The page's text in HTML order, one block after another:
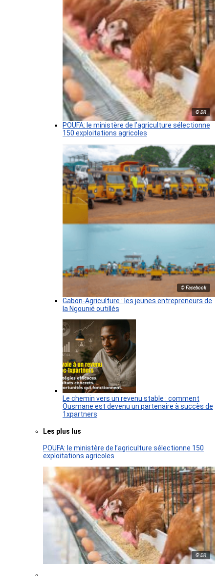
© DR
POUFA: le ministère de l’agriculture sélectionne
150 exploitations agricoles
© Facebook
Gabon-Agriculture : les jeunes entrepreneurs de
la Ngounié outillés
Le chemin vers un revenu stable : comment
Ousmane est devenu un partenaire à succès de
1xpartners
Les plus lus
POUFA: le ministère de l’agriculture sélectionne 150
exploitations agricoles
© DR